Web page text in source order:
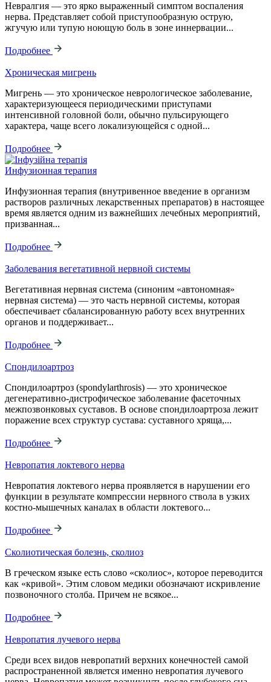
Невралгия — это ярко выраженный симптом воспаления
нерва. Представляет собой приступообразную острую,
жгучую или тупую ноющую боль в зоне иннервации...
Подробнее
Хроническая мигрень
Мигрень — это хроническое неврологическое заболевание,
характеризующееся периодическими приступами
интенсивной головной боли, обычно пульсирующего
характера, чаще всего локализующейся с одной...
Подробнее
Инфузионная терапия
Инфузионная терапия (внутривенное введение в организм
растворов различных лекарственных препаратов) в настоящее
время является одним из важнейших лечебных мероприятий,
призванная...
Подробнее
Заболевания вегетативной нервной системы
Вегетативная нервная система (синоним «автономная»
нервная система) — это часть нервной системы, которая
обеспечивает сбалансированную работу всех внутренних
органов и поддерживает...
Подробнее
Спондилоартроз
Спондилоартроз (spondylarthrosis) — это хроническое
дегенеративно-дистрофическое заболевание фасеточных
межпозвонковых суставов. В основе спондилоартроза лежит
поражение всех структур сустава: суставного хряща,...
Подробнее
Невропатия локтевого нерва
Невропатия локтевого нерва проявляется в нарушении его
функции в результате компрессии нервного ствола в узких
костно-мышечных каналах в области локтевого...
Подробнее
Сколиотическая болезнь, сколиоз
В греческом языке есть слово «сколиос», которое переводится
как «кривой». Этим словом медики обозначают искривление
позвоночного столба. Причем не всякое...
Подробнее
Невропатия лучевого нерва
Среди всех видов невропатий верхних конечностей самой
распространенной является именно невропатия лучевого